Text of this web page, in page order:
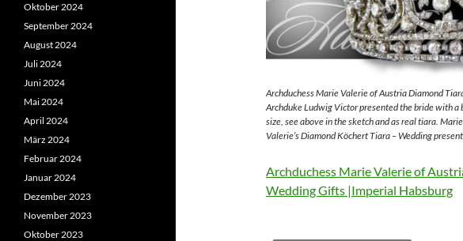
Archduchess Marie Valerie of Austria Diamond
Archduke Ludwig Victor presented the bride with
size, see above in the sketch and as real tiara.
Valerie’s Diamond Köchert Tiara – Wedding
Archduchess Marie Valerie of
Wedding Gifts |Imperial Habsburg
Oktober 2024
September 2024
August 2024
Juli 2024
Juni 2024
Mai 2024
April 2024
März 2024
Februar 2024
Januar 2024
Dezember 2023
November 2023
Oktober 2023